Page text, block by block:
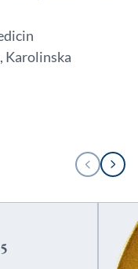
Karolinska
1
/
FÖREGÅENDE
NÄSTA